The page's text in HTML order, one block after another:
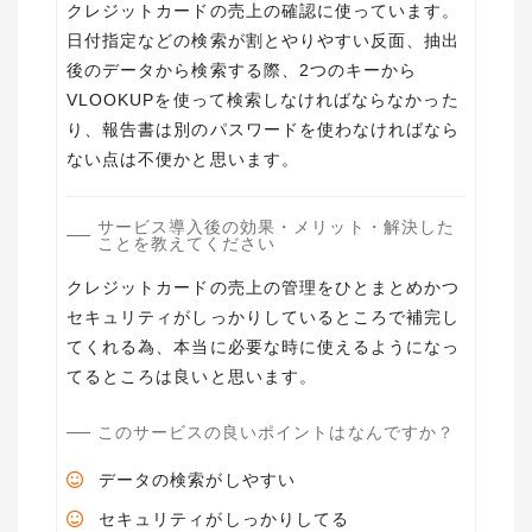
クレジットカードの売上の確認に使っています。
日付指定などの検索が割とやりやすい反面、抽出
後のデータから検索する際、2つのキーから
VLOOKUPを使って検索しなければならなかった
り、報告書は別のパスワードを使わなければなら
ない点は不便かと思います。
サービス導入後の効果・メリット・解決した
ことを教えてください
クレジットカードの売上の管理をひとまとめかつ
セキュリティがしっかりしているところで補完し
てくれる為、本当に必要な時に使えるようになっ
てるところは良いと思います。
このサービスの良いポイントはなんですか？
データの検索がしやすい
セキュリティがしっかりしてる